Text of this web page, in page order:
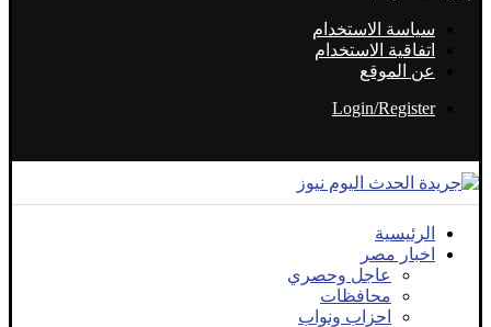
سياسة الاستخدام
اتفاقية الاستخدام
عن الموقع
Login/Register
الرئيسية
اخبار مصر
عاجل وحصري
محافظات
احزاب ونواب